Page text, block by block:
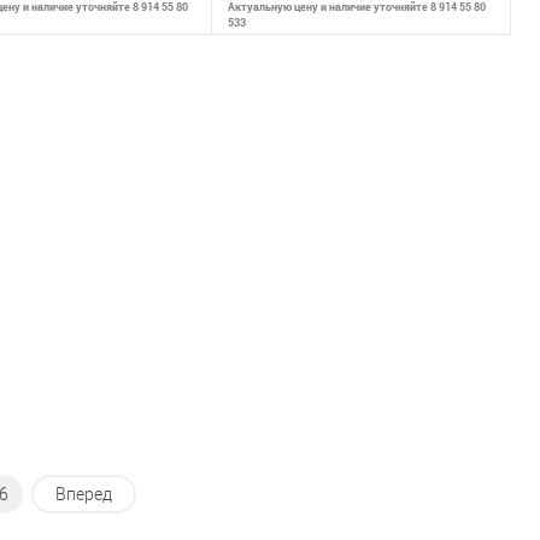
и наличие уточняйте 8 914 55 80
Актуальную цену и наличие уточняйте 8 914 55 80
533
6 Вперед